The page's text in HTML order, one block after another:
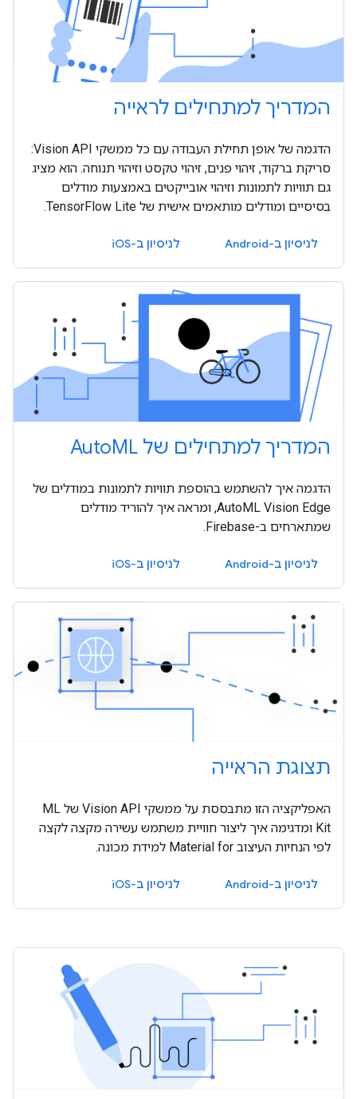
המדריך למתחילים לראייה
הדגמה של אופן תחילת העבודה עם כל ממשקי Vision API:
סריקת ברקוד, זיהוי פנים, זיהוי טקסט וזיהוי תנוחה. הוא מציג
גם תוויות לתמונות וזיהוי אובייקטים באמצעות מודלים
בסיסיים ומודלים מותאמים אישית של TensorFlow Lite.
לניסיון ב-Android לניסיון ב-iOS
המדריך למתחילים של AutoML
הדגמה איך להשתמש בהוספת תוויות לתמונות במודלים של
AutoML Vision Edge, ומראה איך להוריד מודלים
שמתארחים ב-Firebase.
לניסיון ב-Android לניסיון ב-iOS
תצוגת הראייה
האפליקציה הזו מתבססת על ממשקי Vision API של ML
Kit ומדגימה איך ליצור חוויית משתמש עשירה מקצה לקצה
לפי הנחיות העיצוב Material for למידת מכונה.
לניסיון ב-Android לניסיון ב-iOS